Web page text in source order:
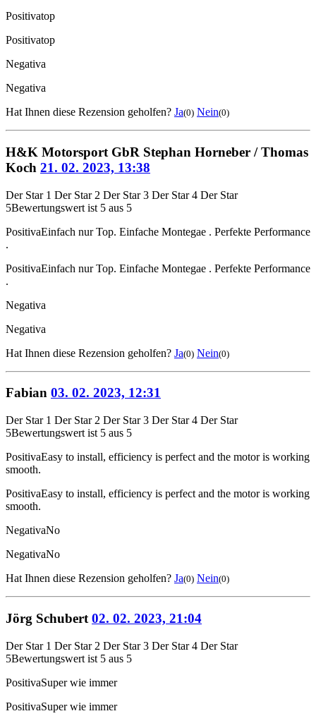
Positivatop
Positivatop
Negativa
Negativa
Hat Ihnen diese Rezension geholfen? Ja(0) Nein(0)
H&K Motorsport GbR Stephan Horneber / Thomas
Koch 21. 02. 2023, 13:38
Der Star 1 Der Star 2 Der Star 3 Der Star 4 Der Star
5Bewertungswert ist 5 aus 5
PositivaEinfach nur Top. Einfache Montegae . Perfekte Performance
.
PositivaEinfach nur Top. Einfache Montegae . Perfekte Performance
.
Negativa
Negativa
Hat Ihnen diese Rezension geholfen? Ja(0) Nein(0)
Fabian 03. 02. 2023, 12:31
Der Star 1 Der Star 2 Der Star 3 Der Star 4 Der Star
5Bewertungswert ist 5 aus 5
PositivaEasy to install, efficiency is perfect and the motor is working
smooth.
PositivaEasy to install, efficiency is perfect and the motor is working
smooth.
NegativaNo
NegativaNo
Hat Ihnen diese Rezension geholfen? Ja(0) Nein(0)
Jörg Schubert 02. 02. 2023, 21:04
Der Star 1 Der Star 2 Der Star 3 Der Star 4 Der Star
5Bewertungswert ist 5 aus 5
PositivaSuper wie immer
PositivaSuper wie immer